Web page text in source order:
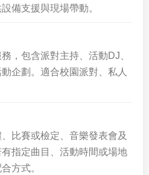
備支援與現場帶動。
，包含派對主持、活動DJ、
企劃。適合校園派對、私人
比賽或檢定、音樂發表會及
指定曲目、活動時間或場地
方式。